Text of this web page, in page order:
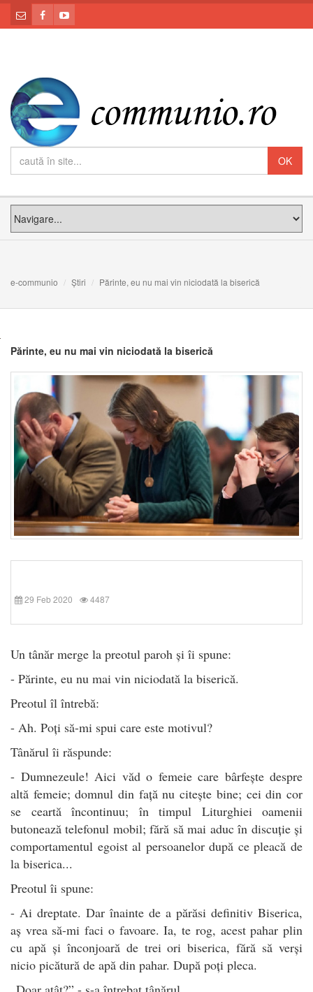
e-communio Știri Părinte, eu nu mai vin niciodată la biserică
Părinte, eu nu mai vin niciodată la biserică
29 Feb 2020 4487
Un tânăr merge la preotul paroh și îi spune:
- Părinte, eu nu mai vin niciodată la biserică.
Preotul îl întrebă:
- Ah. Poți să-mi spui care este motivul?
Tânărul îi răspunde:
- Dumnezeule! Aici văd o femeie care bârfește despre
altă femeie; domnul din față nu citește bine; cei din cor
se ceartă încontinuu; în timpul Liturghiei oamenii
butonează telefonul mobil; fără să mai aduc în discuție și
comportamentul egoist al persoanelor după ce pleacă de
la biserica...
Preotul îi spune:
- Ai dreptate. Dar înainte de a părăsi definitiv Biserica,
aș vrea să-mi faci o favoare. Ia, te rog, acest pahar plin
cu apă și înconjoară de trei ori biserica, fără să verși
nicio picătură de apă din pahar. După poți pleca.